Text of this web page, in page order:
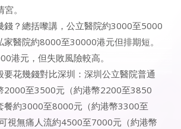
。
錢？總括嚟講，公立醫院約3000至5000
醫院約8000至30000港元但排期短。
港元，但失敗風險較高。
要花幾錢對比深圳：深圳公立醫院普通
2000至3500元（約港幣2200至3850
餐約3000至8000元（約港幣3300至
視無痛人流約4500至7000元（約港幣